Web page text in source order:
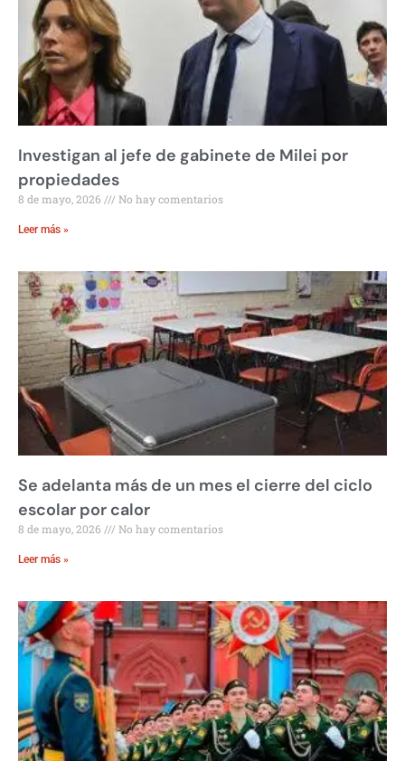
Investigan al jefe de gabinete de Milei por
propiedades
8 de mayo, 2026 No hay comentarios
Leer más »
Se adelanta más de un mes el cierre del ciclo
escolar por calor
8 de mayo, 2026 No hay comentarios
Leer más »